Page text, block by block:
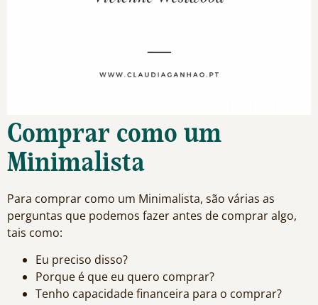
Comprar como um
Minimalista
Para comprar como um Minimalista, são várias as
perguntas que podemos fazer antes de comprar algo,
tais como:
Eu preciso disso?
Porque é que eu quero comprar?
Tenho capacidade financeira para o comprar?